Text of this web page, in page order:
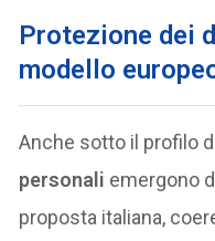
Protezione dei
modello
Anche sotto il profilo
personali emergono
proposta italiana,